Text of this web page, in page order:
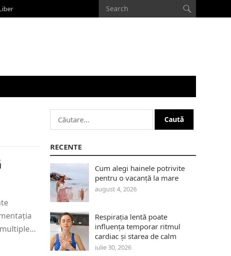
Caută
după:
RECENTE
Cum alegi hainele potrivite
pentru o vacanță la mare
august 4, 2026
Respirația lentă poate
influența temporar ritmul
cardiac și starea de calm
iulie 30, 2026